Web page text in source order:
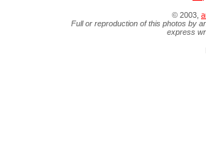
© 2003,
Full or reproduction of this photos by
express